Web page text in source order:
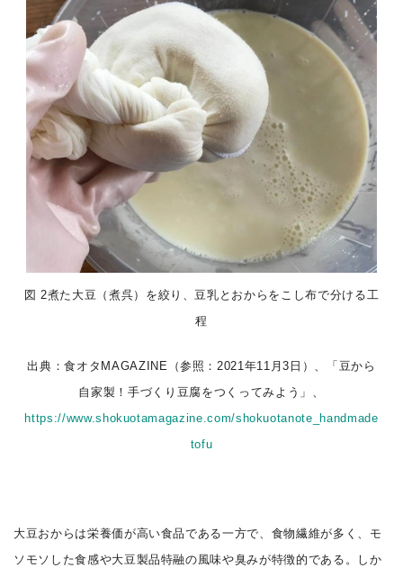
図 2煮た大豆（煮呉）を絞り、豆乳とおからをこし布で分ける工
程
出典：食オタMAGAZINE（参照：2021年11月3日）、「豆から
自家製！手づくり豆腐をつくってみよう」、
https://www.shokuotamagazine.com/shokuotanote_handmade
tofu
大豆おからは栄養価が高い食品である一方で、食物繊維が多く、モ
ソモソした食感や大豆製品特融の風味や臭みが特徴的である。しか